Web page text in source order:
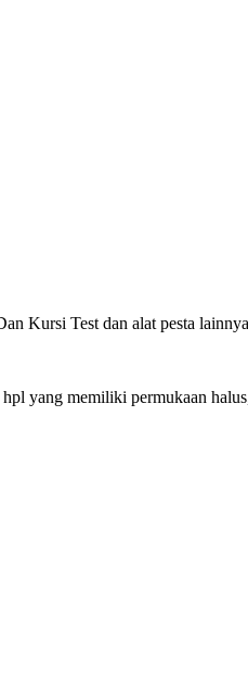
Kursi Test dan alat pesta
yang memiliki permukaan